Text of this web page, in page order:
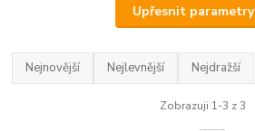
Upřesnit parametry
Nejnovější Nejlevnější Nejdražší
Zobrazuji 1-3 z 3